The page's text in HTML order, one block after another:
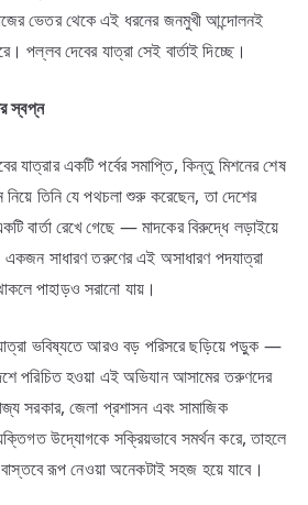
ভেতর থেকে এই ধরনের জনমুখী আন্দোলনই
পল্লব দেবের যাত্রা সেই বার্তাই দিচ্ছে।
স্বপ্ন
যাত্রার একটি পর্বের সমাপ্তি, কিন্তু মিশনের শেষ
তিনি যে পথচলা শুরু করেছেন, তা দেশের
বার্তা রেখে গেছে — মাদকের বিরুদ্ধে লড়াইয়ে
সাধারণ তরুণের এই অসাধারণ পদযাত্রা
পাহাড়ও সরানো যায়।
ভবিষ্যতে আরও বড় পরিসরে ছড়িয়ে পড়ুক —
পরিচিত হওয়া এই অভিযান আসামের তরুণদের
সরকার, জেলা প্রশাসন এবং সামাজিক
উদ্যোগকে সক্রিয়ভাবে সমর্থন করে, তাহলে
রূপ নেওয়া অনেকটাই সহজ হয়ে যাবে।